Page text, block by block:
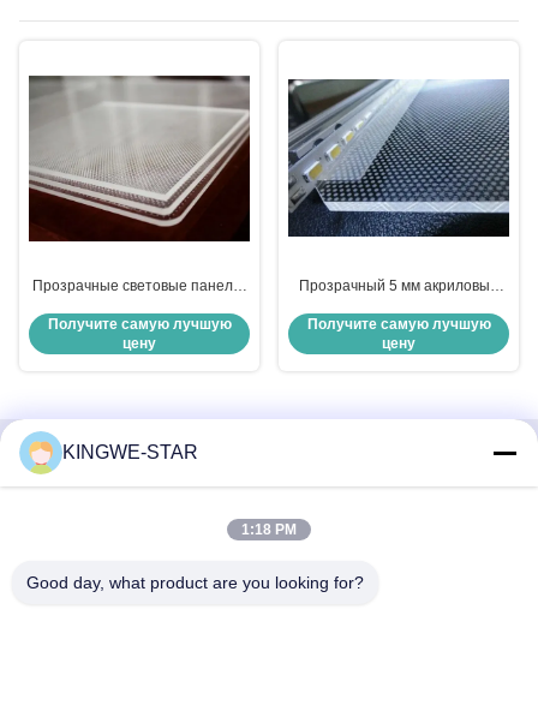
Прозрачные световые панели-
5Mm PMMA
Получите самую лучшую
цену
Прозрачный 5 мм акриловый
Получите самую лучшую
цену
Быстрый контакт
Баишисия, улица Фюён, район Баоан, Шэньчжэнь,
KINGWE-STAR
1:18 PM
Good day, what product are you looking for?